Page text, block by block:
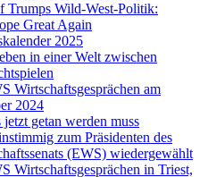
Trumps Wild-West-Politik:
Great Again
2025
in einer Welt zwischen
Wirtschaftsgesprächen am
2024
getan werden muss
zum Präsidenten des
(EWS) wiedergewählt
Wirtschaftsgesprächen in Triest,